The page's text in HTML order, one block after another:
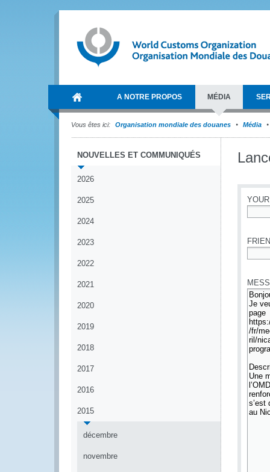
A NOTRE PROPOS MÉDIA
Vous êtes ici: Organisation mondiale des douanes Média
NOUVELLES ET COMMUNIQUÉS
2026
2025
2024
2023
2022
2021
2020
2019
2018
2017
2016
2015
décembre
novembre